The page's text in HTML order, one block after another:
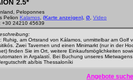
2.5*
Peloponnes
Pelion Kalamos (Karte anzeigen) Ø Video
+30 24210 45639
Ruhig, am Ortsrand von Kálamos, unmittelbar am Golf
Zwei Tavernen und einen Minimarkt (nur in der
finden Sie im Ort, weitere Einkaufsmöglichkeiten
in Argalastí. Bei Buchung unseres Mietwagens
ab/bis Thessaloníki
Angebote